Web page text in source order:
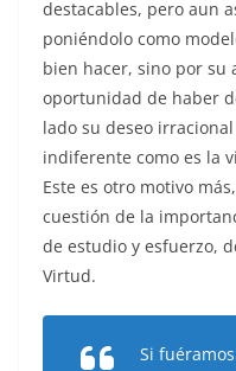
destacables, pero aun
poniéndolo como
bien hacer, sino por su
oportunidad de haber
lado su deseo
indiferente como es la
Este es otro motivo
cuestión de la
de estudio y esfuerzo,
Virtud.
Si